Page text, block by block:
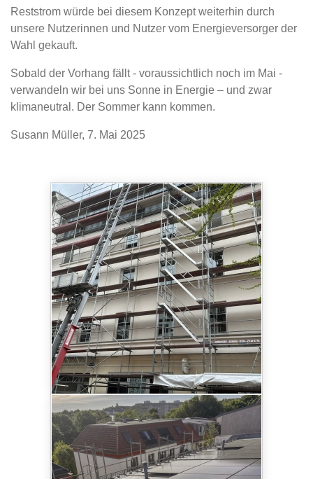
Reststrom würde bei diesem Konzept weiterhin durch
unsere Nutzerinnen und Nutzer vom Energieversorger der
Wahl gekauft.
Sobald der Vorhang fällt - voraussichtlich noch im Mai -
verwandeln wir bei uns Sonne in Energie – und zwar
klimaneutral. Der Sommer kann kommen.
Susann Müller, 7. Mai 2025